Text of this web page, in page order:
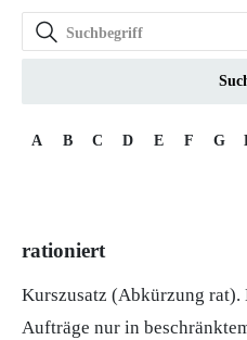
A B C D E F G
rationiert
Kurszusatz (Abkürzung rat).
Aufträge nur in